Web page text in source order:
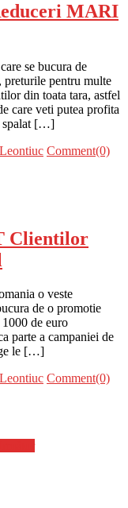
MARI
se bucura de
preturile pentru multe
din toata tara, astfel
care veti putea profita
spalat […]
Comment(0)
Clientilor
o veste
de o promotie
de euro
parte a campaniei de
le […]
Comment(0)